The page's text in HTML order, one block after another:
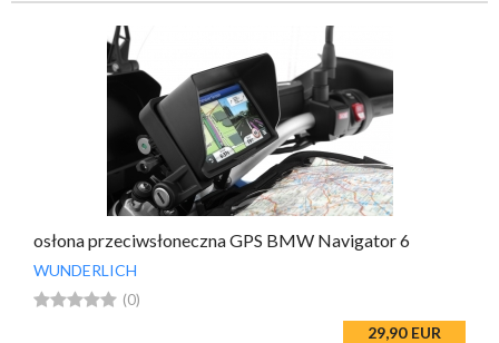
osłona przeciwsłoneczna GPS BMW Navigator 6
WUNDERLICH
 (0)
29,90 EUR